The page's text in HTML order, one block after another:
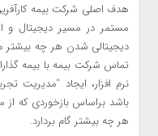
هدف اصلی شرکت بیمه
مستمر در مسیر دیجیتال و
دیجیتالی شدن هر چه
تماس شرکت بیمه با بیمه
باشد براساس بازخوردی که
هر چه بیشتر گام بردارد.